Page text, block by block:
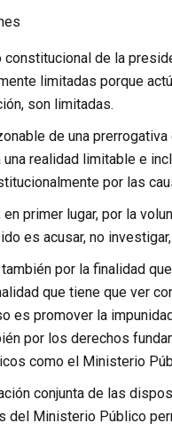
constitucional de la
limitadas porque
son limitadas.
de una
realidad limitable e
por las
en primer lugar, por la
es acusar, no
por la finalidad
que tiene que ver
es promover la
por los derechos
como el Ministerio
conjunta de las
del Ministerio Público